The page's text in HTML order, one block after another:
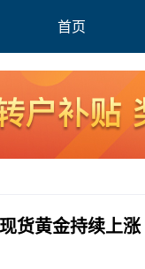
首页
货黄金持续上涨